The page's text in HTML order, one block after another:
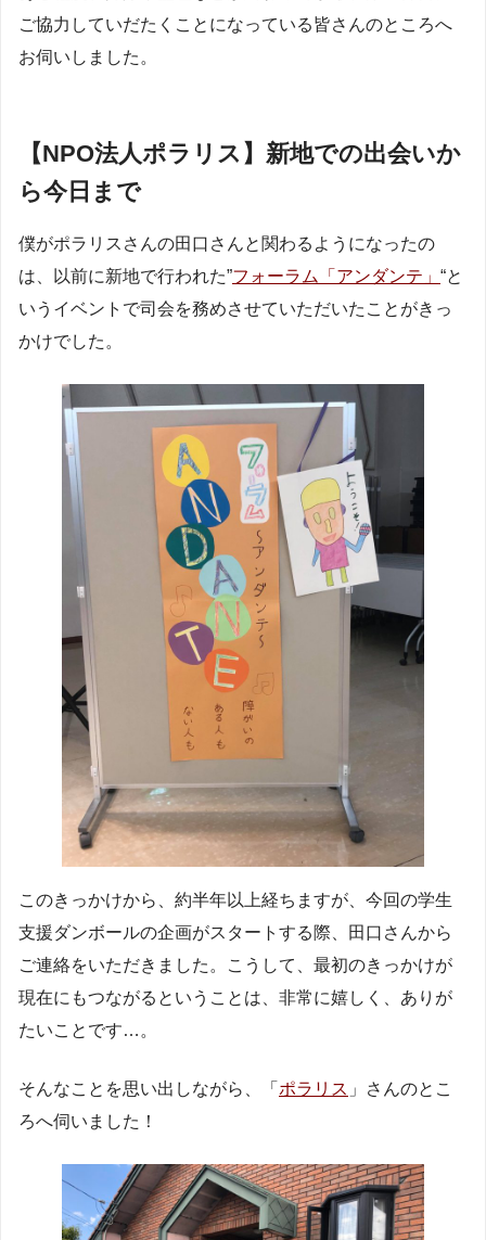
ご協力していだたくことになっている皆さんのところへ
お伺いしました。
【NPO法人ポラリス】新地での出会いか
ら今日まで
僕がポラリスさんの田口さんと関わるようになったの
は、以前に新地で行われた”フォーラム「アンダンテ」 “と
いうイベントで司会を務めさせていただいたことがきっ
かけでした。
このきっかけから、約半年以上経ちますが、今回の学生
支援ダンボールの企画がスタートする際、田口さんから
ご連絡をいただきました。こうして、最初のきっかけが
現在にもつながるということは、非常に嬉しく、ありが
たいことです…。
そんなことを思い出しながら、「 ポラリス 」さんのとこ
ろへ伺いました！